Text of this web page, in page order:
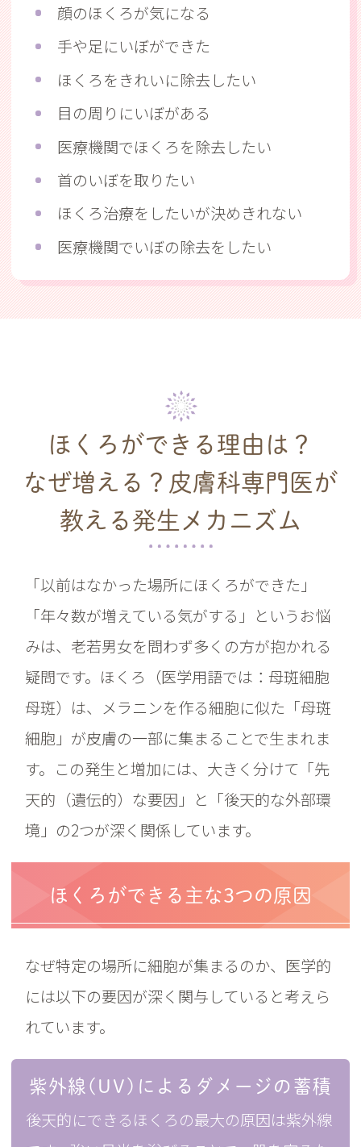
顔のほくろが気になる
手や足にいぼができた
ほくろをきれいに除去したい
目の周りにいぼがある
医療機関でほくろを除去したい
首のいぼを取りたい
ほくろ治療をしたいが決めきれない
医療機関でいぼの除去をしたい
ほくろができる理由は？
なぜ増える？ 皮膚科専門医が
教える発生メカニズム
「以前はなかった場所にほくろができた」
「年々数が増えている気がする」というお悩
みは、老若男女を問わず多くの方が抱かれる
疑問です。ほくろ（医学用語では：母斑細胞
母斑）は、メラニンを作る細胞に似た「母斑
細胞」が皮膚の一部に集まることで生まれま
す。この発生と増加には、大きく分けて「先
天的（遺伝的）な要因」と「後天的な外部環
境」の2つが深く関係しています。
ほくろができる主な3つの原因
なぜ特定の場所に細胞が集まるのか、医学的
には以下の要因が深く関与していると考えら
れています。
紫外線(UV)によるダメージの蓄積
後天的にできるほくろの最大の原因は紫外線